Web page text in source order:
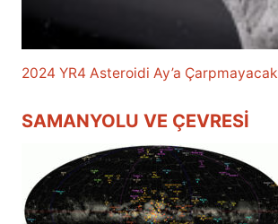
2024 YR4 Asteroidi Ay’a Çarpmayacak
SAMANYOLU VE ÇEVRESI